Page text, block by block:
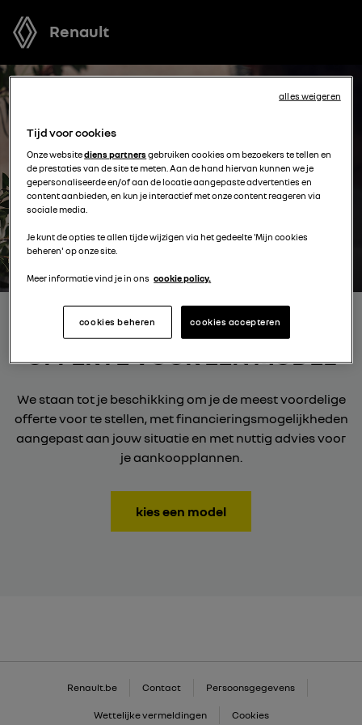
Renault
ONTVANG GRATIS JOUW
OFFERTE VOOR EEN MODEL
We staan tot je beschikking om je de meest voordelige
offerte voor te stellen, met financieringsmogelijkheden
aangepast aan jouw situatie en met nuttig advies voor
je aankoopplannen.
kies een model
Renault.be Contact Persoonsgegevens
Wettelijke vermeldingen Cookies
Tijd voor cookies
Onze websitediens partnersgebruiken cookies om bezoekers te tellen en
de prestaties van de site te meten. Aan de hand hiervan kunnen we je
gepersonaliseerde en/of aan de locatie aangepaste advertenties en
content aanbieden, en kun je interactief met onze content reageren via
sociale media.
Je kunt de opties te allen tijde wijzigen via het gedeelte 'Mijn cookies
beheren' op onze site.
Meer informatie vind je in ons cookie policy.
cookies accepteren
cookies beheren
alles weigeren